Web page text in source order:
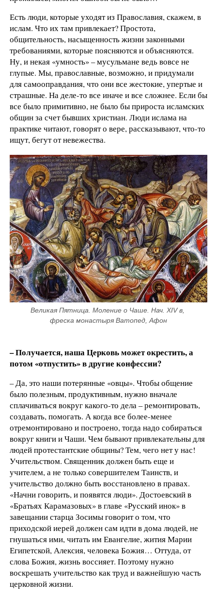
Есть люди, которые уходят из Православия, скажем, в
ислам. Что их там привлекает? Простота,
общительность, насыщенность жизни законными
требованиями, которые поясняются и объясняются.
Ну, и некая «умность» – мусульмане ведь вовсе не
глупые. Мы, православные, возможно, и придумали
для самооправдания, что они все жестокие, упертые и
страшные. На деле-то все иначе и все сложнее. Если бы
все было примитивно, не было бы прироста исламских
общин за счет бывших христиан. Люди ислама на
практике читают, говорят о вере, рассказывают, что-то
ищут, бегут от невежества.
Великая Пятница. Моление о Чаше. Нач. XIV в,
фреска монастыря Ватопед, Афон
– Получается, наша Церковь может окрестить, а
потом «отпустить» в другие конфессии?
– Да, это наши потерянные «овцы». Чтобы общение
было полезным, продуктивным, нужно вначале
сплачиваться вокруг какого-то дела – ремонтировать,
создавать, помогать. А когда все более-менее
отремонтировано и построено, тогда надо собираться
вокруг книги и Чаши. Чем бывают привлекательны для
людей протестантские общины? Тем, чего нет у нас!
Учительством. Священник должен быть еще и
учителем, а не только совершителем Таинств, и
учительство должно быть восстановлено в правах.
«Начни говорить, и появятся люди». Достоевский в
«Братьях Карамазовых» в главе «Русский инок» в
завещании старца Зосимы говорит о том, что
приходской иерей должен сам идти в дома людей, не
гнушаться ими, читать им Евангелие, жития Марии
Египетской, Алексия, человека Божия… Оттуда, от
слова Божия, жизнь воссияет. Поэтому нужно
воскрешать учительство как труд и важнейшую часть
церковной жизни.